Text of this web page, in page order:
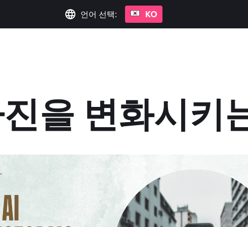
언어 선택: KO
을 변화시키
2024년 3월 1일